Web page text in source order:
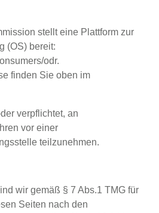
stellt eine Plattform zur
(OS) bereit:
odr.
finden Sie oben im
verpflichtet, an
vor einer
teilzunehmen.
wir gemäß § 7 Abs.1 TMG für
Seiten nach den